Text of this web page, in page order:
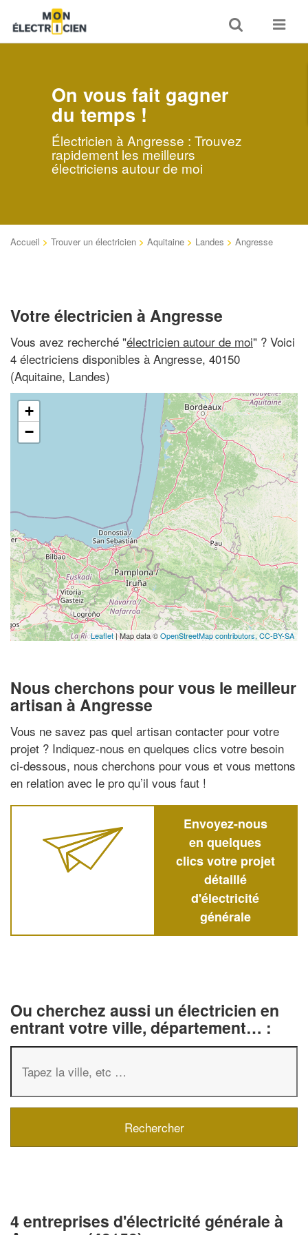
Toggle
search
Toggle
On vous fait gagner
du temps !
Électricien à Angresse : Trouvez
rapidement les meilleurs
électriciens autour de moi
Accueil > Trouver un électricien > Aquitaine > Landes > Angresse
Votre électricien à Angresse
Vous avez recherché "électricien autour de moi" ? Voici
4 électriciens disponibles à Angresse, 40150
(Aquitaine, Landes)
+
−
Leaflet| Map data ©OpenStreetMap contributors, CC-BY-SA
Nous cherchons pour vous le meilleur
artisan à Angresse
Vous ne savez pas quel artisan contacter pour votre
projet ? Indiquez-nous en quelques clics votre besoin
ci-dessous, nous cherchons pour vous et vous mettons
en relation avec le pro qu’il vous faut !
Envoyez-nous
en quelques
clics votre projet
détaillé
d'électricité
générale
Ou cherchez aussi un électricien en
entrant votre ville, département… :
4 entreprises d'électricité générale à